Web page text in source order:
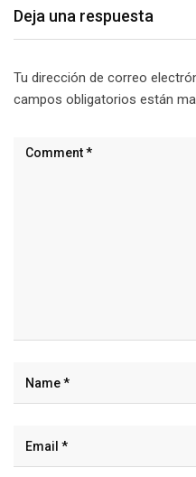
Deja una respuesta
Tu dirección de correo
campos obligatorios están